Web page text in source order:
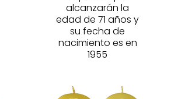
alcanzarán la
edad de 71 años y
su fecha de
nacimiento es en
1955